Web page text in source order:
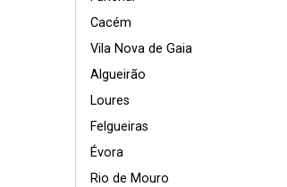
Cacém
Vila Nova de Gaia
Algueirão
Loures
Felgueiras
Évora
Rio de Mouro